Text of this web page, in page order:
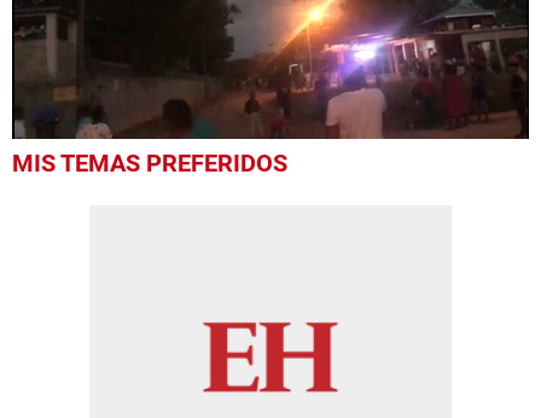
seconds
MIS TEMAS PREFERIDOS